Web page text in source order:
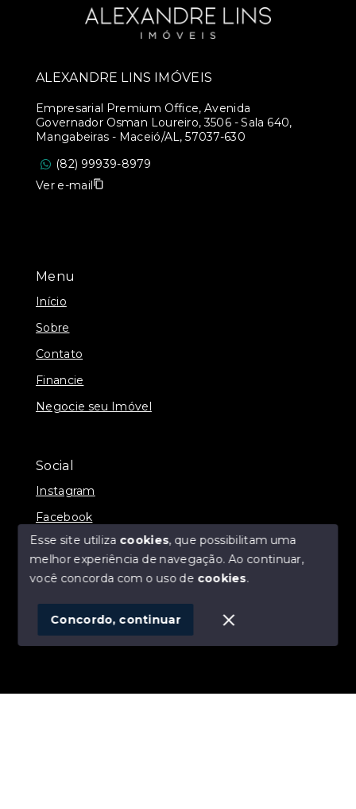
Menu
Início
Sobre
Contato
Financie
Negocie seu Imóvel
Social
Instagram
Facebook
© Copyright 2026 - ALEXANDRE LINS IMÓVEIS -
SITE PARA IMOBILIARIA
ALEXANDRE LINS IMÓVEIS
Empresarial Premium Office, Avenida
Governador Osman Loureiro, 3506 - Sala 640,
Mangabeiras - Maceió/AL, 57037-630
(82) 99939-8979
Ver e-mail
Esse site utiliza cookies, que possibilitam uma
melhor experiência de navegação.Ao continuar,
você concorda com o uso de cookies.
Concordo, continuar